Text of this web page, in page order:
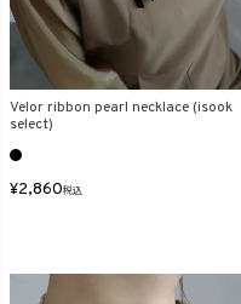
Velor ribbon pearl necklace (isook
select)
¥2,860税込